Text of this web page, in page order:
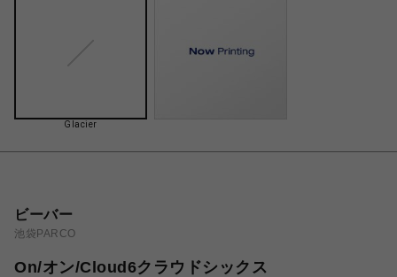
Glacier
ビーバー
池袋PARCO
On/オン/Cloud6クラウドシックス